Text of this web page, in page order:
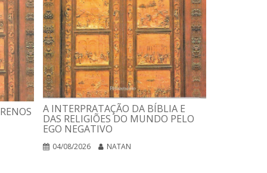
A INTERPRATAÇÃO DA BÍBLIA E
DAS RELIGIÕES DO MUNDO PELO
EGO NEGATIVO
04/08/2026 NATAN